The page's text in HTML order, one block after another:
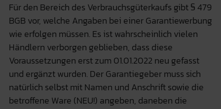
Für den Bereich des Verbrauchsgüterkaufs gibt § 479
BGB vor, welche Angaben bei einer Garantiewerbung
wie erfolgen müssen. Es ist wahrscheinlich vielen
Händlern verborgen geblieben, dass diese
Voraussetzungen erst zum 01.01.2022 neu gefasst
und ergänzt wurden. Der Garantiegeber muss sich
natürlich selbst mit Namen und Anschrift sowie die
betroffene Ware (NEU!) angeben, daneben die